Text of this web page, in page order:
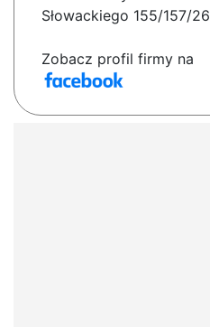
Słowackiego 155/157/26
Zobacz profil firmy na